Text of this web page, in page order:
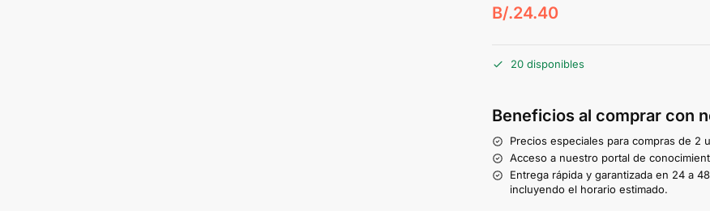
B/.24.40
20 disponibles
Beneficios al comprar con
Precios especiales para compras de 2
Acceso a nuestro portal de
Entrega rápida y garantizada en 24 a
incluyendo el horario estimado.